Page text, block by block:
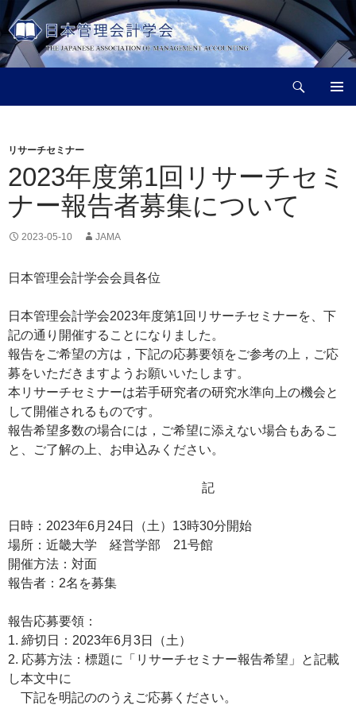
コ
ン
ン
へ
プ
リサーチセミナー
2023年度第1回リサーチセミ
ナー報告者募集について
2023-05-10 JAMA
日本管理会計学会会員各位
日本管理会計学会2023年度第1回リサーチセミナーを、下
記の通り開催することになりました。
報告をご希望の方は，下記の応募要領をご参考の上，ご応
募をいただきますようお願いいたします。
本リサーチセミナーは若手研究者の研究水準向上の機会と
して開催されるものです。
報告希望多数の場合には，ご希望に添えない場合もあるこ
と、ご了解の上、お申込みください。
記
日時：2023年6月24日（土）13時30分開始
場所：近畿大学 経営学部 21号館
開催方法：対面
報告者：2名を募集
報告応募要領：
1. 締切日：2023年6月3日（土）
2. 応募方法：標題に「リサーチセミナー報告希望」と記載
し本文中に
下記を明記ののうえご応募ください。